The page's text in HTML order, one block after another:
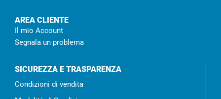
AREA CLIENTE
Il mio Account
Segnala un problema
SICUREZZA E TRASPARENZA
Condizioni di vendita